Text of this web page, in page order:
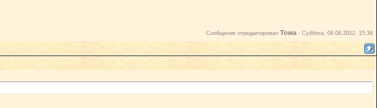
Сообщение отредактировал Тома - Суббота, 09.06.2012, 15:34